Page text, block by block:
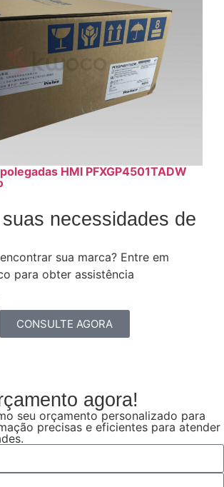
HMI PFXGP4501TADW
necessidades de
sua marca? Entre em
para obter assistência
CONSULTE AGORA
agora!
seu orçamento personalizado para
precisas e eficientes para atender